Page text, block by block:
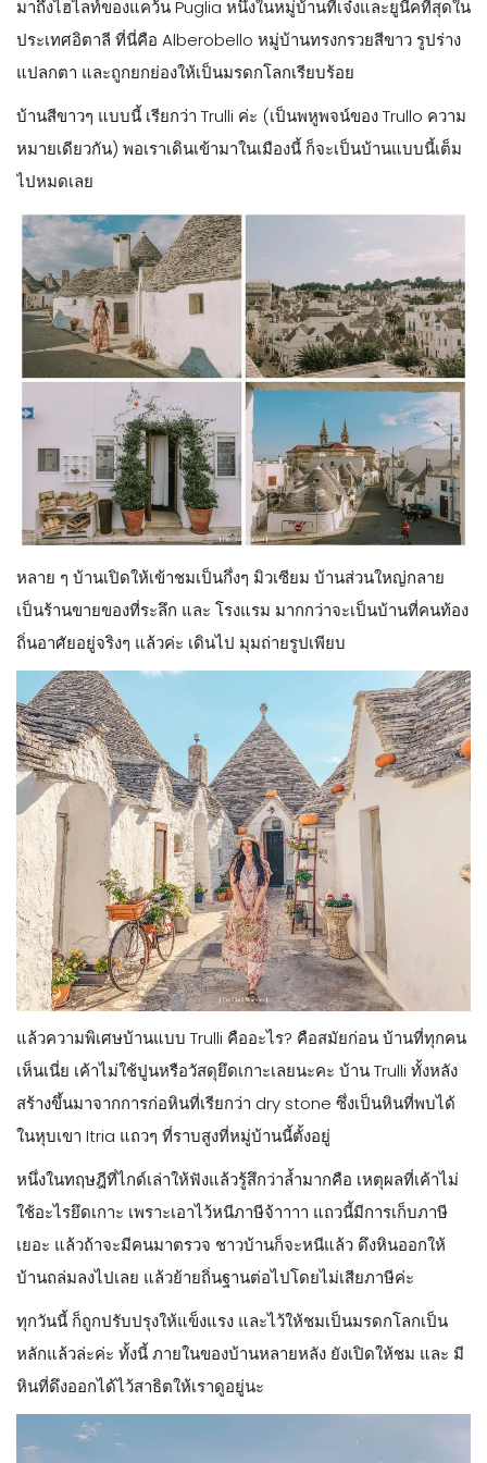
มาถึงไฮไลท์ของแคว้น Puglia หนึ่งในหมู่บ้านที่เจ๋งและยูนี๊คที่สุดใน
ประเทศอิตาลี ที่นี่คือ Alberobello หมู่บ้านทรงกรวยสีขาว รูปร่าง
แปลกตา และถูกยกย่องให้เป็นมรดกโลกเรียบร้อย
บ้านสีขาวๆ แบบนี้ เรียกว่า Trulli ค่ะ (เป็นพหูพจน์ของ Trullo ความ
หมายเดียวกัน) พอเราเดินเข้ามาในเมืองนี้ ก็จะเป็นบ้านแบบนี้เต็ม
ไปหมดเลย
หลาย ๆ บ้านเปิดให้เข้าชมเป็นกึ่งๆ มิวเซียม บ้านส่วนใหญ่กลาย
เป็นร้านขายของที่ระลึก และ โรงแรม มากกว่าจะเป็นบ้านที่คนท้อง
ถิ่นอาศัยอยู่จริงๆ แล้วค่ะ เดินไป มุมถ่ายรูปเพียบ
แล้วความพิเศษบ้านแบบ Trulli คืออะไร? คือสมัยก่อน บ้านที่ทุกคน
เห็นเนี่ย เค้าไม่ใช้ปูนหรือวัสดุยึดเกาะเลยนะคะ บ้าน Trulli ทั้งหลัง
สร้างขึ้นมาจากการก่อหินที่เรียกว่า dry stone ซึ่งเป็นหินที่พบได้
ในหุบเขา Itria แถวๆ ที่ราบสูงที่หมู่บ้านนี้ตั้งอยู่
หนึ่งในทฤษฎีที่ไกด์เล่าให้ฟังแล้วรู้สึกว่าล้ำมากคือ เหตุผลที่เค้าไม่
ใช้อะไรยึดเกาะ เพราะเอาไว้หนีภาษีจ้าาาา แถวนี้มีการเก็บภาษี
เยอะ แล้วถ้าจะมีคนมาตรวจ ชาวบ้านก็จะหนีแล้ว ดึงหินออกให้
บ้านถล่มลงไปเลย แล้วย้ายถิ่นฐานต่อไปโดยไม่เสียภาษีค่ะ
ทุกวันนี้ ก็ถูกปรับปรุงให้แข็งแรง และไว้ให้ชมเป็นมรดกโลกเป็น
หลักแล้วล่ะค่ะ ทั้งนี้ ภายในของบ้านหลายหลัง ยังเปิดให้ชม และ มี
หินที่ดึงออกได้ไว้สาธิตให้เราดูอยู่นะ